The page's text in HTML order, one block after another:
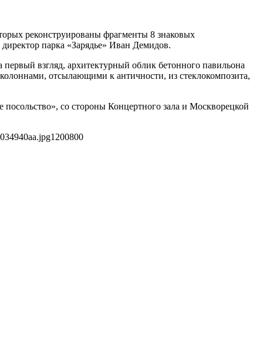
реконструированы фрагменты 8 знаковых
парка «Зарядье» Иван Демидов.
взгляд, архитектурный облик бетонного павильона
отсылающими к античности, из стеклокомпозита,
со стороны Концертного зала и Москворецкой
1200800